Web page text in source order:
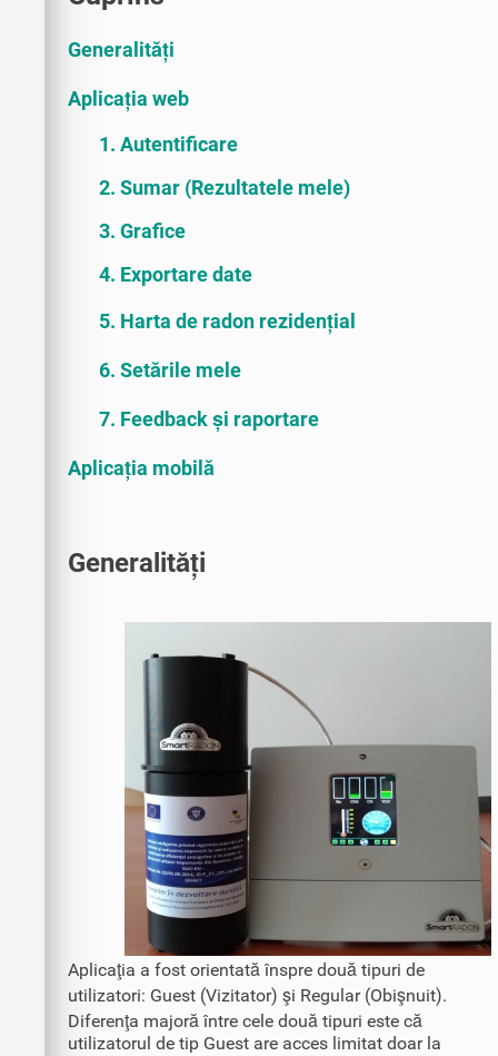
Generalități
Aplicația web
1. Autentificare
2. Sumar (Rezultatele mele)
3. Grafice
4. Exportare date
5. Harta de radon rezidențial
6. Setările mele
7. Feedback și raportare
Aplicația mobilă
Generalități
Aplicaţia a fost orientată înspre două tipuri de
utilizatori: Guest (Vizitator) şi Regular (Obişnuit).
Diferenţa majoră între cele două tipuri este că
utilizatorul de tip Guest are acces limitat doar la